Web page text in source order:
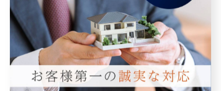
相続
査定
買取